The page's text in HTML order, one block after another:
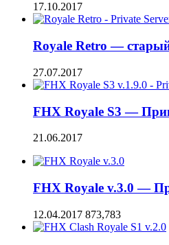
17.10.2017
Royale Retro —
27.07.2017
FHX Royale S3 —
21.06.2017
FHX Royale v.3.0 —
12.04.2017 873,783